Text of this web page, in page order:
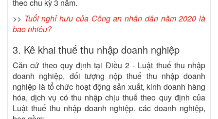
theo chu kỳ 3 năm.
>> Tuổi nghỉ hưu của Công an nhân dân năm 2020 là
bao nhiêu?
3. Kê khai thuế thu nhập doanh nghiệp
Căn cứ theo quy định tại Điều 2 - Luật thuế thu nhập
doanh nghiệp, đối tượng nộp thuế thu nhập doanh
nghiệp là tổ chức hoạt động sản xuất, kinh doanh hàng
hóa, dịch vụ có thu nhập chịu thuế theo quy định của
Luật thuế thu nhập doanh nghiệp. các doanh nghiệp,